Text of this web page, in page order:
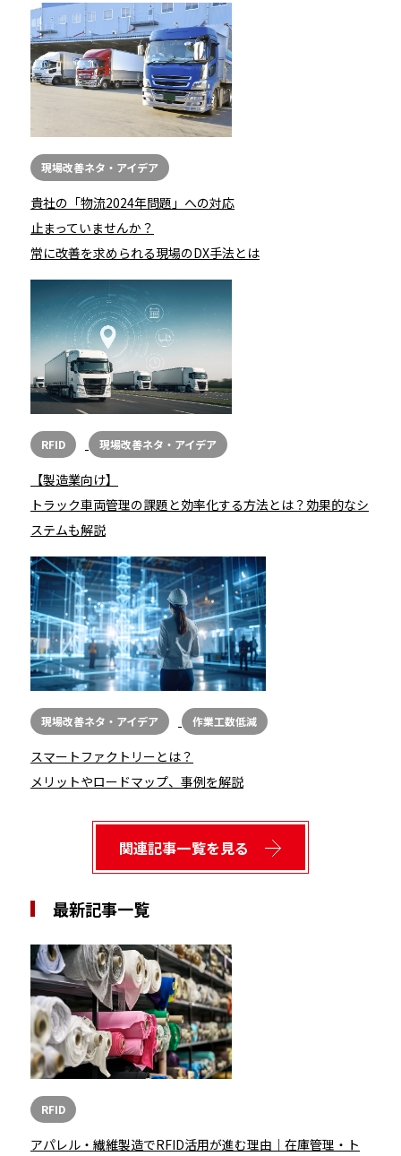
現場改善ネタ・アイデア
貴社の「物流2024年問題」への対応
止まっていませんか？
常に改善を求められる現場のDX手法とは
RFID 現場改善ネタ・アイデア
【製造業向け】
トラック車両管理の課題と効率化する方法とは？効果的なシ
ステムも解説
現場改善ネタ・アイデア 作業工数低減
スマートファクトリーとは？
メリットやロードマップ、事例を解説
関連記事一覧を見る
最新記事一覧
RFID
アパレル・繊維製造でRFID活用が進む理由｜在庫管理・ト